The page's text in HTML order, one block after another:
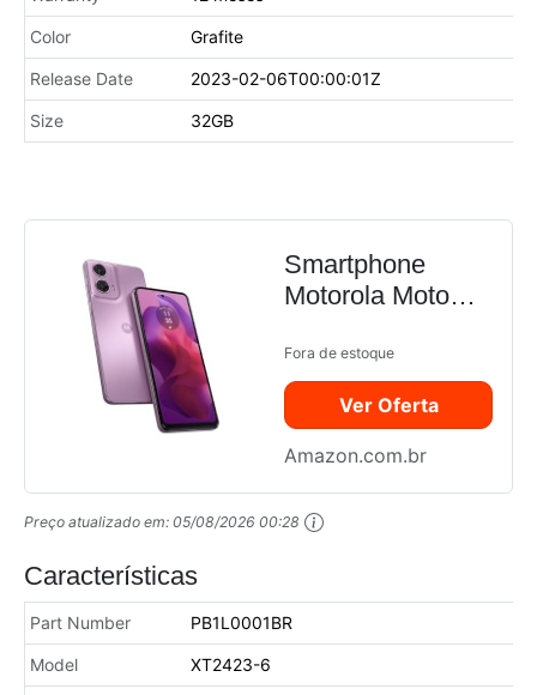
Color Grafite
Release Date 2023-02-06T00:00:01Z
Size 32GB
Smartphone
Motorola Moto
Boost* 128GB
Rosa
Fora de estoque
Ver Oferta
Amazon.com.br
Preço atualizado em: 05/08/2026 00:28
Características
Part Number PB1L0001BR
Model XT2423-6